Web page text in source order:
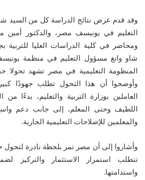
وقد قدم عرض نتائج الدراسة كل من السيد
التعليم في يونيسف مصر، والدكتور
ومحاضر في كلية الدراسات العليا للتربية
شاو وانغ مسؤول التعليم في منظمة
المنظومة التعليمية في مصر تشهد تحولا
وأوضحوا أن هذا التحول تطلب جهودًا
العاملين بوزارة التربية والتعليم، بدءًا
اللطيف وحتى المعلم، إلى جانب دعم
والمعلمين للإصلاحات التعليمية الجارية.
وأشاروا إلى أن مصر تمر بلحظة نادرة لتحول
تتطلب استمرار الاستثمار والتركيز
واستدامتها.